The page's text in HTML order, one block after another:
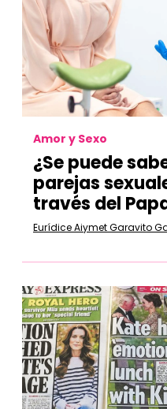
Amor y Sexo
¿Se puede
parejas
través del
Eurídice Aiymet Garavito